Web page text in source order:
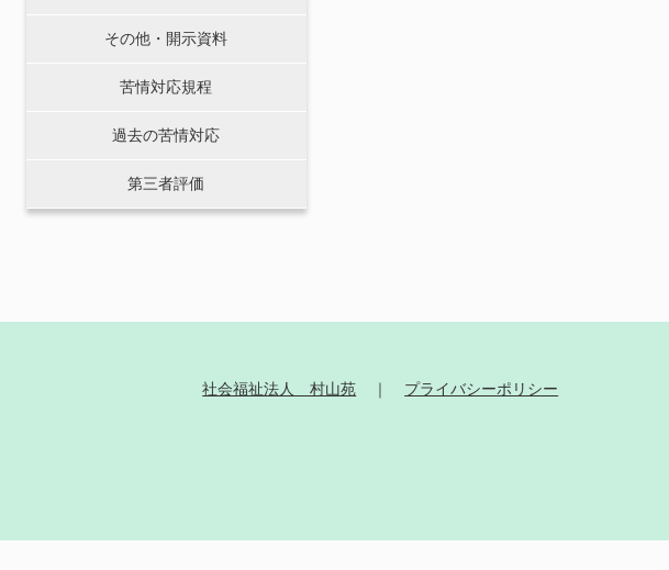
その他・開示資料
苦情対応規程
過去の苦情対応
第三者評価
社会福祉法人 村山苑 プライバシーポリシー